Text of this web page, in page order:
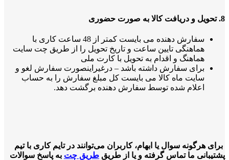
8. تحویل و دریافت کالا به صورت حضوری
سفارش دهنده می بایست کمتر از 48 ساعت کاری با
هماهنگی تایین ساعت و تاریخ تحویل را از طریق چت سایت
هماهنگ و اقدام به تحویل با کارت ملی
برای سفارش داشته باشد – درغیراینصورت سفارش لغو و
سایت ماه کالا می بایست کل مبلغ سفارش را به حساب
اعلام شده توسط سفارش دهنده برگشت دهد.
برای هرگونه سوال یا ابهام، کاربران می‌توانند در تایم کاری با تیم
پشتیبانی ما تماس گرفته و یا از طریق طریق چت به پاسخ سوالات